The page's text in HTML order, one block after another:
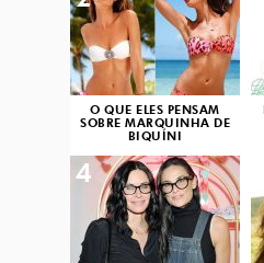
O QUE ELES PENSAM
SOBRE MARQUINHA DE
BIQUÍNI
4